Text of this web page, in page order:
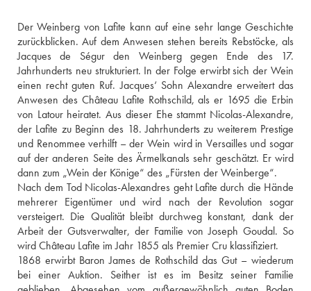
Der Weinberg von Lafite kann auf eine sehr lange Geschichte
zurückblicken. Auf dem Anwesen stehen bereits Rebstöcke, als
Jacques de Ségur den Weinberg gegen Ende des 17.
Jahrhunderts neu strukturiert. In der Folge erwirbt sich der Wein
einen recht guten Ruf. Jacques‘ Sohn Alexandre erweitert das
Anwesen des Château Lafite Rothschild, als er 1695 die Erbin
von Latour heiratet. Aus dieser Ehe stammt Nicolas-Alexandre,
der Lafite zu Beginn des 18. Jahrhunderts zu weiterem Prestige
und Renommee verhilft – der Wein wird in Versailles und sogar
auf der anderen Seite des Ärmelkanals sehr geschätzt. Er wird
dann zum „Wein der Könige“ des „Fürsten der Weinberge“.
Nach dem Tod Nicolas-Alexandres geht Lafite durch die Hände
mehrerer Eigentümer und wird nach der Revolution sogar
versteigert. Die Qualität bleibt durchweg konstant, dank der
Arbeit der Gutsverwalter, der Familie von Joseph Goudal. So
wird Château Lafite im Jahr 1855 als Premier Cru klassifiziert.
1868 erwirbt Baron James de Rothschild das Gut – wiederum
bei einer Auktion. Seither ist es im Besitz seiner Familie